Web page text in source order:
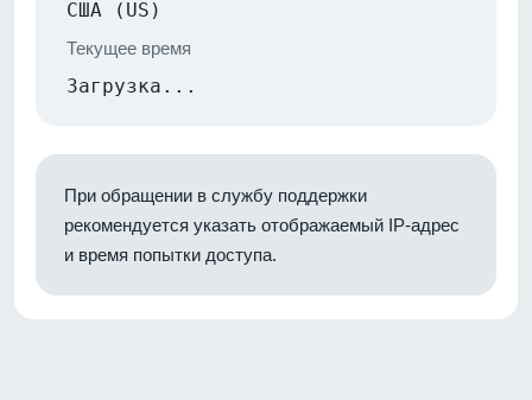
США (US)
Текущее время
Загрузка...
При обращении в службу поддержки
рекомендуется указать отображаемый IP-адрес
и время попытки доступа.